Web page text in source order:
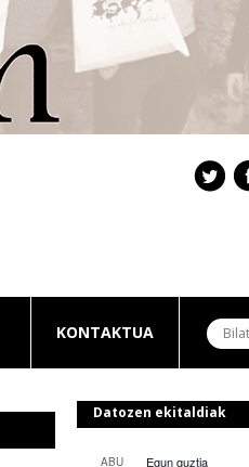
KONTAKTUA
Datozen ekitaldiak
ABU Egun guztia